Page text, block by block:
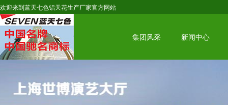
欢迎来到蓝天七色铝天花生产厂家官方网站
集团风采 新闻中心